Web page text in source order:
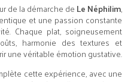
de la démarche de Le Néphilim,
et une passion constante
Chaque plat, soigneusement
harmonie des textures et
une véritable émotion gustative.
cette expérience, avec une